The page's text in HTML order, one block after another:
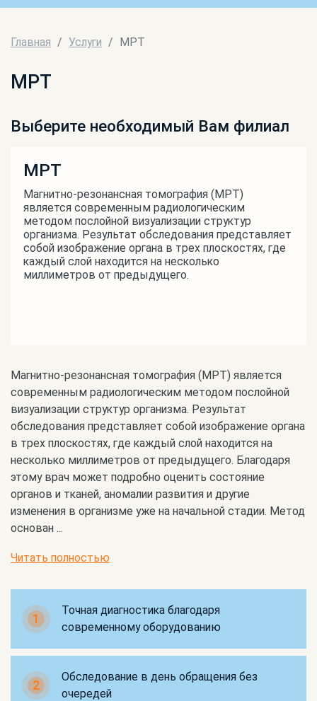
Главная Услуги МРТ
МРТ
Выберите необходимый Вам филиал
МРТ
Магнитно-резонансная томография (МРТ)
является современным радиологическим
методом послойной визуализации структур
организма. Результат обследования представляет
собой изображение органа в трех плоскостях, где
каждый слой находится на несколько
миллиметров от предыдущего.
Магнитно-резонансная томография (МРТ) является
современным радиологическим методом послойной
визуализации структур организма. Результат
обследования представляет собой изображение органа
в трех плоскостях, где каждый слой находится на
несколько миллиметров от предыдущего. Благодаря
этому врач может подробно оценить состояние
органов и тканей, аномалии развития и другие
изменения в организме уже на начальной стадии. Метод
основан ...
Читать полностью
1
Точная диагностика благодаря
современному оборудованию
2
Обследование в день обращения без
очередей